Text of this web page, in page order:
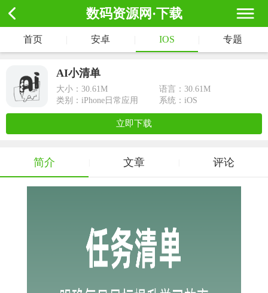
数码资源网·下载
首页 安卓 IOS 专题
AI小清单
大小： 30.61M
语言：30.61M
类别：iPhone日常应用
系统：iOS
立即下载
简介 文章 评论